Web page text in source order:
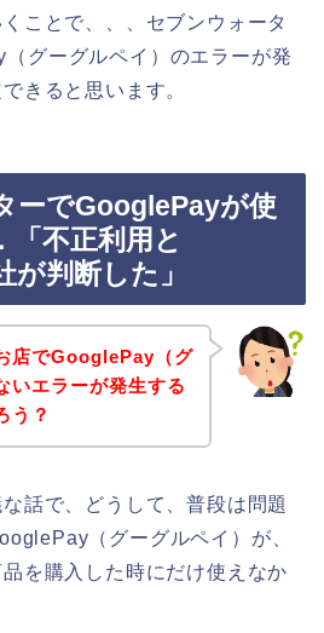
ことで、、、セブンウォータ
グーグルペイ）のエラーが発
きると思います。
ーでGooglePayが使
「不正利用と
判断した」
店でGooglePay（グ
いエラーが発生する
う？
話で、どうして、普段は問題
（グーグルペイ）が、
を購入した時にだけ使えなか